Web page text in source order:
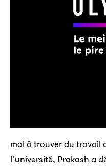
mal à trouver du travail
l’université, Prakash a